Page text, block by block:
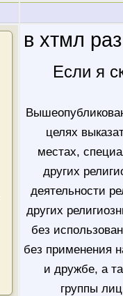
в хтмл
Если я
целях
местах,
других
деятельности
других
без
без применения
и дружбе, а
группы